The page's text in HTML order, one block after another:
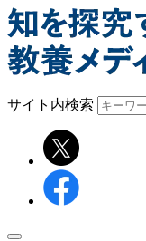
サイト内検索